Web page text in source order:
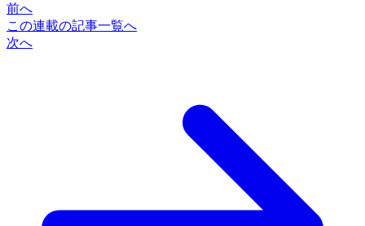
前へ
この連載の記事一覧へ
次へ